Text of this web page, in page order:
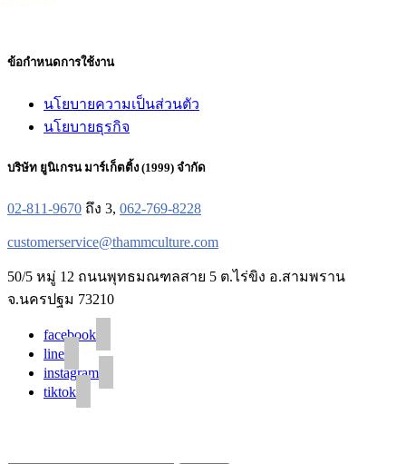
ข้อกำหนดการใช้งาน
นโยบายความเป็นส่วนตัว
นโยบายธุรกิจ
บริษัท ยูนิเกรน มาร์เก็ตติ้ง (1999) จำกัด
02-811-9670 ถึง 3, 062-769-8228
customerservice@thammculture.com
50/5 หมู่ 12 ถนนพุทธมณฑลสาย 5 ต.ไร่ขิง อ.สามพราน
จ.นครปฐม 73210
facebook
line
instagram
tiktok